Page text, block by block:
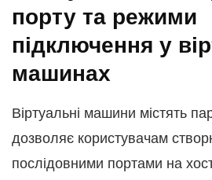
порту та режими
підключення у
машинах
Віртуальні машини містять
дозволяє користувачам
послідовними портами на